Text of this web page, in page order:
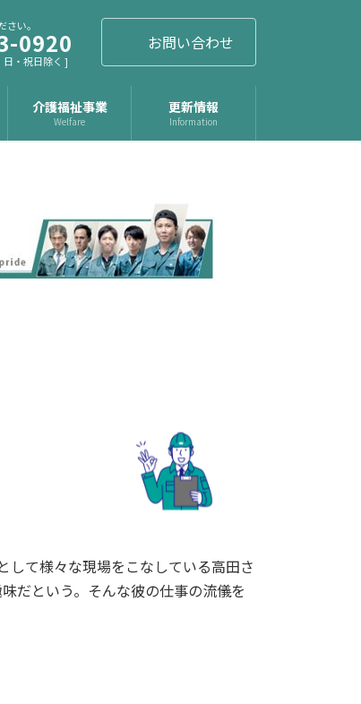
い。
0920
日・祝日除く ]
お問い合わせ
介護福祉事業
Welfare
更新情報
Information
して様々な現場をこなしている高田さ
だという。そんな彼の仕事の流儀を